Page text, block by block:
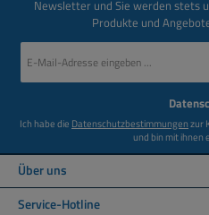
Newsletter und Sie werden stets
Produkte und
Mail-
Ich habe die Datenschutzbestimmungenzur
und bin mit ihnen
Über uns
Service-Hotline